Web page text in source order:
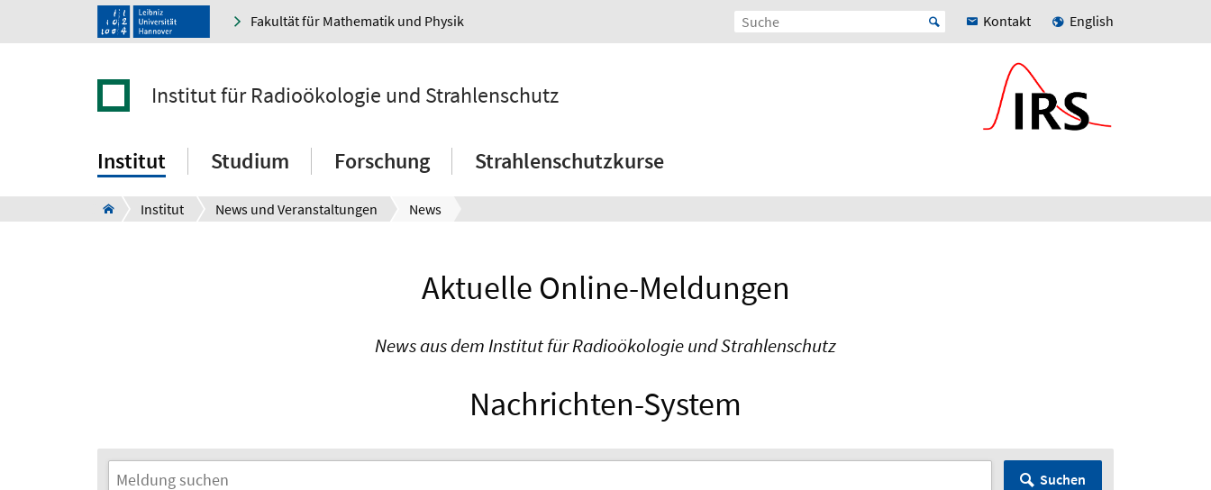
Fakultät für Mathematik und Physik Kontakt English
Institut für Radioökologie und Strahlenschutz
Institut Studium Forschung Strahlenschutzkurse
Institut News und Veranstaltungen News
Aktuelle Online-Meldungen
News aus dem Institut für Radioökologie und Strahlenschutz
Nachrichten-System
Suchen